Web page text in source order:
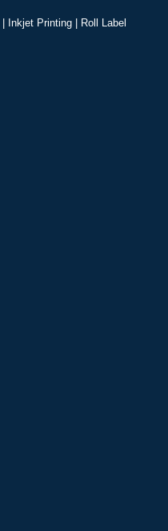
Inkjet Printing
Roll Label